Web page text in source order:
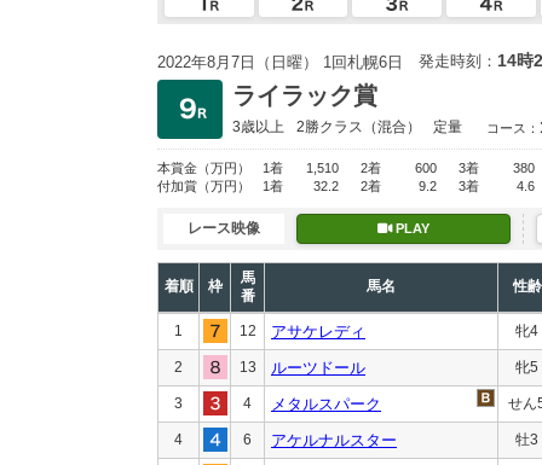
2022年8月7日（日曜） 1回札幌6日 発走時刻： 14時
ライラック賞
3歳以上 2勝クラス （混合） 定量 コース：
本賞金 （万円） 1着 1,510 2着 600 3着
380
付加賞 （万円） 1着 32.2 2着 9.2 3着 4.6
レース映像 PLAY
着順 枠
馬
番
馬名 性齢
1 12 アサケレディ 牝4
2 13 ルーツドール 牝5
3 4 メタルスパーク せん
4 6 アケルナルスター 牡3